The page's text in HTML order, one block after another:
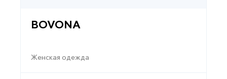
BOVONA
Женская одежда